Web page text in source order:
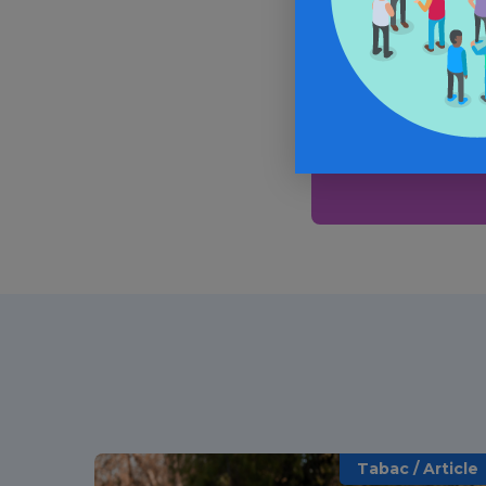
Tabac / Article